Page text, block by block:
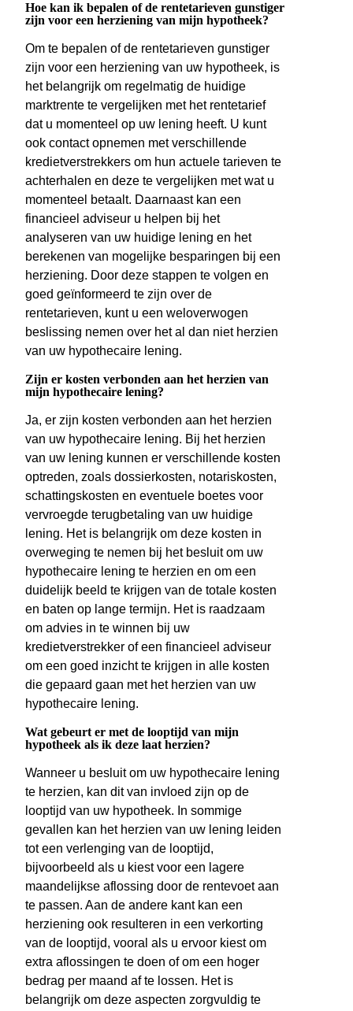
Hoe kan ik bepalen of de rentetarieven gunstiger
zijn voor een herziening van mijn hypotheek?
Om te bepalen of de rentetarieven gunstiger
zijn voor een herziening van uw hypotheek, is
het belangrijk om regelmatig de huidige
marktrente te vergelijken met het rentetarief
dat u momenteel op uw lening heeft. U kunt
ook contact opnemen met verschillende
kredietverstrekkers om hun actuele tarieven te
achterhalen en deze te vergelijken met wat u
momenteel betaalt. Daarnaast kan een
financieel adviseur u helpen bij het
analyseren van uw huidige lening en het
berekenen van mogelijke besparingen bij een
herziening. Door deze stappen te volgen en
goed geïnformeerd te zijn over de
rentetarieven, kunt u een weloverwogen
beslissing nemen over het al dan niet herzien
van uw hypothecaire lening.
Zijn er kosten verbonden aan het herzien van
mijn hypothecaire lening?
Ja, er zijn kosten verbonden aan het herzien
van uw hypothecaire lening. Bij het herzien
van uw lening kunnen er verschillende kosten
optreden, zoals dossierkosten, notariskosten,
schattingskosten en eventuele boetes voor
vervroegde terugbetaling van uw huidige
lening. Het is belangrijk om deze kosten in
overweging te nemen bij het besluit om uw
hypothecaire lening te herzien en om een
duidelijk beeld te krijgen van de totale kosten
en baten op lange termijn. Het is raadzaam
om advies in te winnen bij uw
kredietverstrekker of een financieel adviseur
om een goed inzicht te krijgen in alle kosten
die gepaard gaan met het herzien van uw
hypothecaire lening.
Wat gebeurt er met de looptijd van mijn
hypotheek als ik deze laat herzien?
Wanneer u besluit om uw hypothecaire lening
te herzien, kan dit van invloed zijn op de
looptijd van uw hypotheek. In sommige
gevallen kan het herzien van uw lening leiden
tot een verlenging van de looptijd,
bijvoorbeeld als u kiest voor een lagere
maandelijkse aflossing door de rentevoet aan
te passen. Aan de andere kant kan een
herziening ook resulteren in een verkorting
van de looptijd, vooral als u ervoor kiest om
extra aflossingen te doen of om een hoger
bedrag per maand af te lossen. Het is
belangrijk om deze aspecten zorgvuldig te